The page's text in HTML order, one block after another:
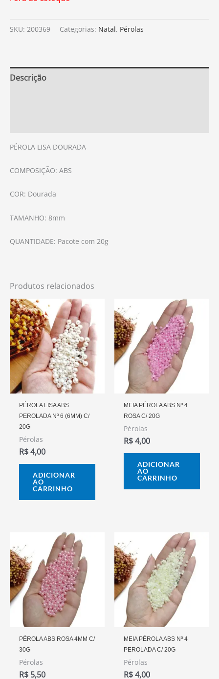
SKU: 200369 Categorias: Natal, Pérolas
Descrição
PÉROLA LISA DOURADA
COMPOSIÇÃO: ABS
COR: Dourada
TAMANHO: 8mm
QUANTIDADE: Pacote com 20g
Produtos relacionados
PÉROLA LISA ABS
PEROLADA Nº 6 (6MM) C/
20G
Pérolas
R$4,00
ADICIONAR
AO
CARRINHO
MEIA PÉROLA ABS Nº 4
ROSA C/ 20G
Pérolas
R$4,00
ADICIONAR
AO
CARRINHO
PÉROLA ABS ROSA 4MM C/
30G
Pérolas
R$ 5,50
MEIA PÉROLA ABS Nº 4
PEROLADA C/ 20G
Pérolas
R$4,00